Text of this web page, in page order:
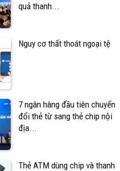
quả thanh...
Nguy cơ thất thoát ngoại tệ
7 ngân hàng đầu tiên chuyển
đổi thẻ từ sang thẻ chip nội
địa...
Thẻ ATM dùng chip và thanh